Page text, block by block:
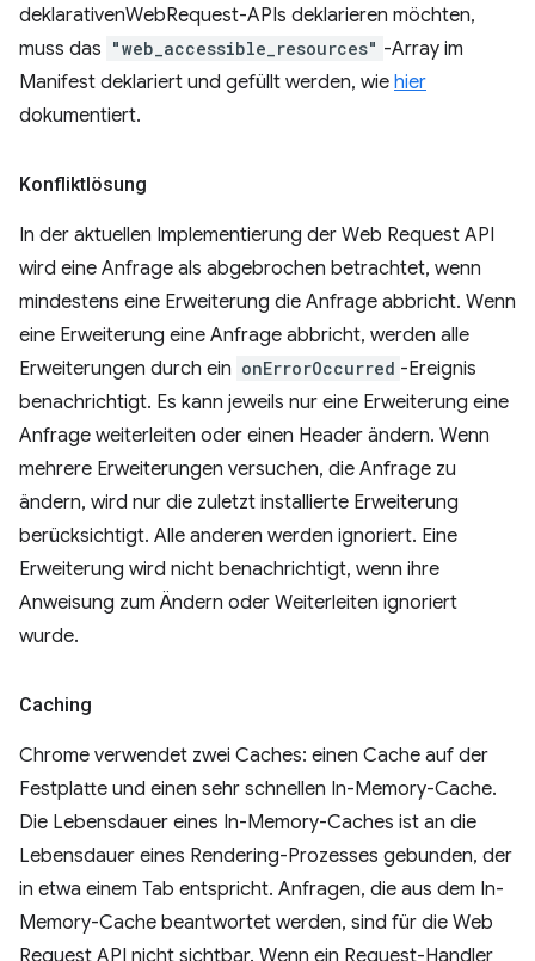
deklarativenWebRequest-APIs deklarieren möchten,
muss das "web_accessible_resources" -Array im
Manifest deklariert und gefüllt werden, wie hier
dokumentiert.
Konfliktlösung
In der aktuellen Implementierung der Web Request API
wird eine Anfrage als abgebrochen betrachtet, wenn
mindestens eine Erweiterung die Anfrage abbricht. Wenn
eine Erweiterung eine Anfrage abbricht, werden alle
Erweiterungen durch ein onErrorOccurred -Ereignis
benachrichtigt. Es kann jeweils nur eine Erweiterung eine
Anfrage weiterleiten oder einen Header ändern. Wenn
mehrere Erweiterungen versuchen, die Anfrage zu
ändern, wird nur die zuletzt installierte Erweiterung
berücksichtigt. Alle anderen werden ignoriert. Eine
Erweiterung wird nicht benachrichtigt, wenn ihre
Anweisung zum Ändern oder Weiterleiten ignoriert
wurde.
Caching
Chrome verwendet zwei Caches: einen Cache auf der
Festplatte und einen sehr schnellen In-Memory-Cache.
Die Lebensdauer eines In-Memory-Caches ist an die
Lebensdauer eines Rendering-Prozesses gebunden, der
in etwa einem Tab entspricht. Anfragen, die aus dem In-
Memory-Cache beantwortet werden, sind für die Web
Request API nicht sichtbar. Wenn ein Request-Handler